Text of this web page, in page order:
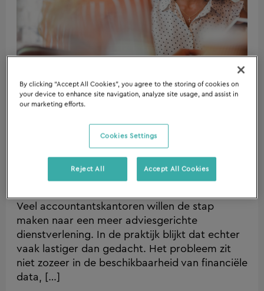
proactief adviseren?
Cloud Accounting, tijd besparen accountancy
Veel accountantskantoren willen de stap
maken naar een meer adviesgerichte
dienstverlening. In de praktijk blijkt dat echter
vaak lastiger dan gedacht. Het probleem zit
niet zozeer in de beschikbaarheid van financiële
data, […]
proactief
adviseren?
By clicking “Accept All Cookies”, you agree to the storing of cookies on
your device to enhance site navigation, analyze site usage, and assist in
our marketing efforts.
Cookies Settings
Reject All Accept All Cookies